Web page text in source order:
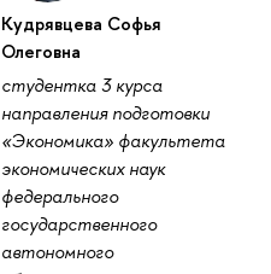
Кудрявцева Софья
Олеговна
студентка 3 курса
направления подготовки
«Экономика» факультета
экономических наук
федерального
государственного
автономного